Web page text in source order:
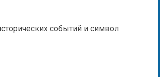
событий и символ